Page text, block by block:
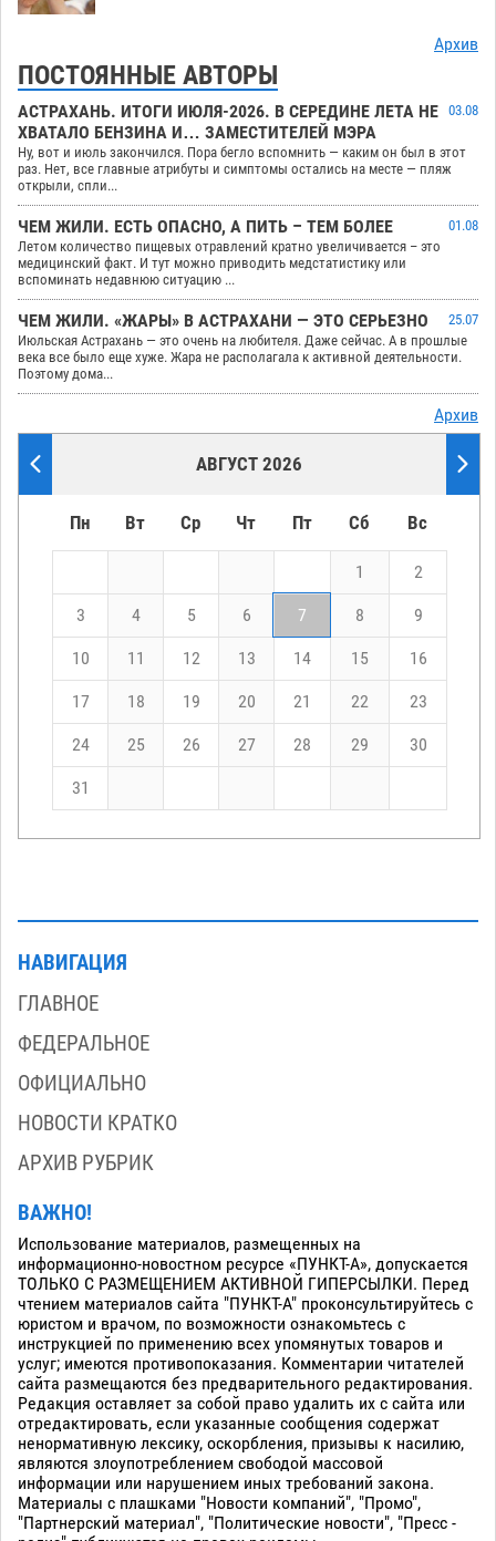
Архив
ПОСТОЯННЫЕ АВТОРЫ
АСТРАХАНЬ. ИТОГИ ИЮЛЯ-2026. В СЕРЕДИНЕ ЛЕТА НЕ
ХВАТАЛО БЕНЗИНА И… ЗАМЕСТИТЕЛЕЙ МЭРА
03.08
Ну, вот и июль закончился. Пора бегло вспомнить — каким он был в этот
раз. Нет, все главные атрибуты и симптомы остались на месте — пляж
открыли, спли...
ЧЕМ ЖИЛИ. ЕСТЬ ОПАСНО, А ПИТЬ – ТЕМ БОЛЕЕ
01.08
Летом количество пищевых отравлений кратно увеличивается – это
медицинский факт. И тут можно приводить медстатистику или
вспоминать недавнюю ситуацию ...
ЧЕМ ЖИЛИ. «ЖАРЫ» В АСТРАХАНИ — ЭТО СЕРЬЕЗНО
25.07
Июльская Астрахань — это очень на любителя. Даже сейчас. А в прошлые
века все было еще хуже. Жара не располагала к активной деятельности.
Поэтому дома...
Архив
АВГУСТ 2026
Пн Вт Ср Чт Пт Сб Вс
1 2
3 4 5 6 7 8 9
10 11 12 13 14 15 16
17 18 19 20 21 22 23
24 25 26 27 28 29 30
31
НАВИГАЦИЯ
ГЛАВНОЕ
ФЕДЕРАЛЬНОЕ
ОФИЦИАЛЬНО
НОВОСТИ КРАТКО
АРХИВ РУБРИК
ВАЖНО!
Использование материалов, размещенных на
информационно-новостном ресурсе «ПУНКТ-А», допускается
ТОЛЬКО С РАЗМЕЩЕНИЕМ АКТИВНОЙ ГИПЕРСЫЛКИ. Перед
чтением материалов сайта "ПУНКТ-А" проконсультируйтесь с
юристом и врачом, по возможности ознакомьтесь с
инструкцией по применению всех упомянутых товаров и
услуг; имеются противопоказания. Комментарии читателей
сайта размещаются без предварительного редактирования.
Редакция оставляет за собой право удалить их с сайта или
отредактировать, если указанные сообщения содержат
ненормативную лексику, оскорбления, призывы к насилию,
являются злоупотреблением свободой массовой
информации или нарушением иных требований закона.
Материалы с плашками "Новости компаний", "Промо",
"Партнерский материал", "Политические новости", "Пресс -